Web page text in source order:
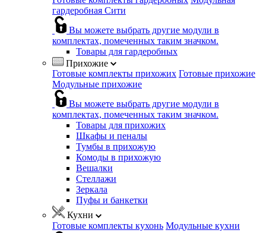
гардеробная Сити
Вы можете выбрать другие модули в
комплектах, помеченных таким значком.
Товары для гардеробных
Прихожие
Готовые комплекты прихожих Готовые прихожие
Модульные прихожие
Вы можете выбрать другие модули в
комплектах, помеченных таким значком.
Товары для прихожих
Шкафы и пеналы
Тумбы в прихожую
Комоды в прихожую
Вешалки
Стеллажи
Зеркала
Пуфы и банкетки
Кухни
Готовые комплекты кухонь Модульные кухни